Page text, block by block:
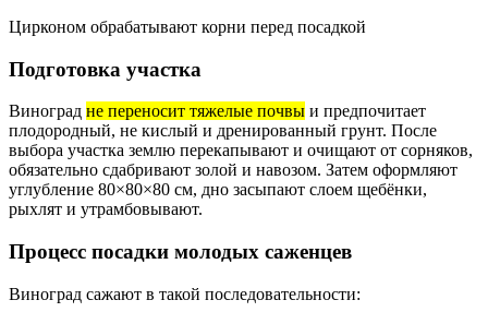
Цирконом обрабатывают корни перед посадкой
Подготовка участка
Виноград не переносит тяжелые почвы и предпочитает
плодородный, не кислый и дренированный грунт. После
выбора участка землю перекапывают и очищают от сорняков,
обязательно сдабривают золой и навозом. Затем оформляют
углубление 80×80×80 см, дно засыпают слоем щебёнки,
рыхлят и утрамбовывают.
Процесс посадки молодых саженцев
Виноград сажают в такой последовательности: